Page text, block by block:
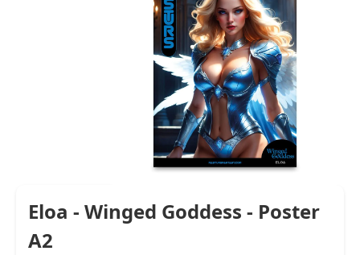
Eloa - Winged Goddess - Poster
A2